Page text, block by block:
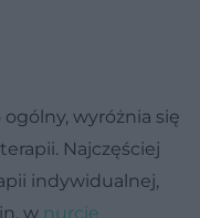
wyróżnia się
Najczęściej
indywidualnej,
w nurcie